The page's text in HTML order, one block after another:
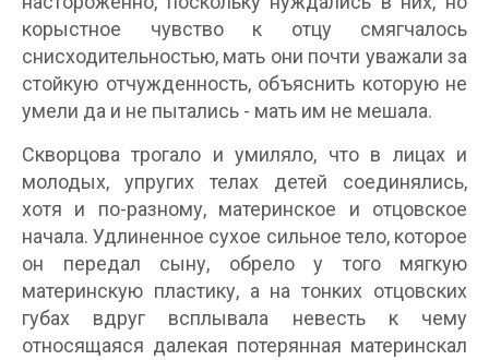
корыстное чувство к отцу смягчалось
снисходительностью, мать они почти уважали за
стойкую отчужденность, объяснить которую не
умели да и не пытались - мать им не мешала.
Скворцова трогало и умиляло, что в лицах и
молодых, упругих телах детей соединялись,
хотя и по-разному, материнское и отцовское
начала. Удлиненное сухое сильное тело, которое
он передал сыну, обрело у того мягкую
материнскую пластику, а на тонких отцовских
губах вдруг всплывала невесть к чему
относящаяся далекая потерянная материнскал